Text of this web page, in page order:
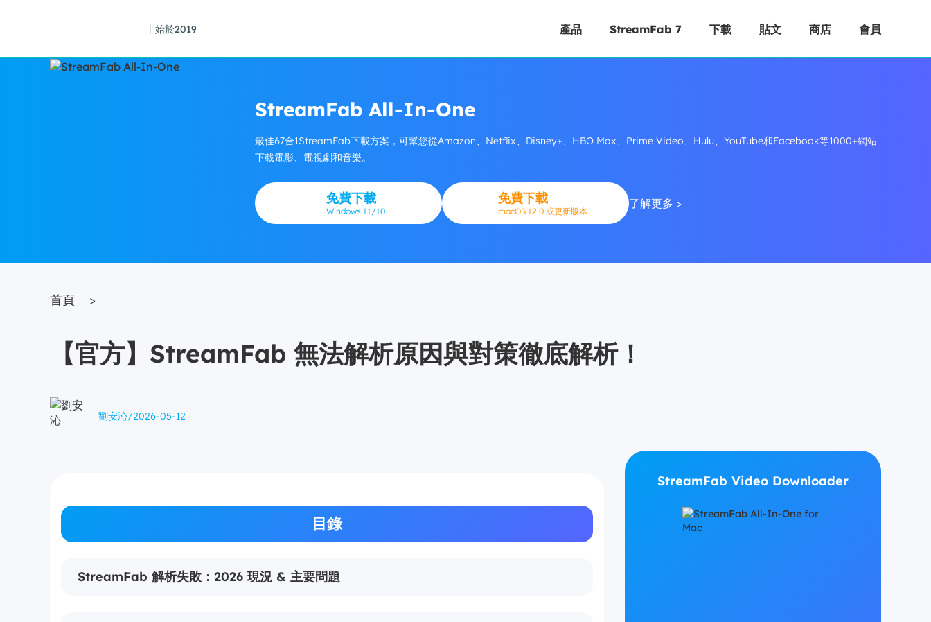
丨始於2019 產品 StreamFab 7 下載 貼文 商店 會員
StreamFab All-In-One
最佳67合1StreamFab下載方案，可幫您從Amazon、Netflix、Disney+、HBO Max、Prime Video、Hulu、YouTube和Facebook等1000+網站
下載電影、電視劇和音樂。
免費下載
Windows 11/10
免費下載
macOS 12.0 或更新版本
了解更多 >
首頁 >
【官方】StreamFab 無法解析原因與對策徹底解析！
劉安沁/2026-05-12
目錄
StreamFab 解析失敗：2026 現況 & 主要問題
StreamFab Video Downloader